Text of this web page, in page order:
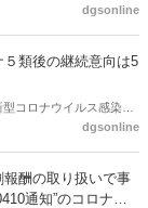
去最多となる23件を記録
dgsonline
５類後の継続意向は5
コロナウイルス感染症
する調査」を公表した。
後の継続意向は56.8％
dgsonline
報酬の取り扱いで事
通知”のコロナ特